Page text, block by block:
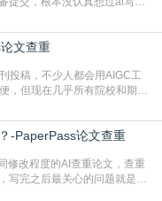
文本数据，生成内容本质是基
。生成过程中，很容易复用已
文查重
投稿，不少人都会用AIGC工
，但现在几乎所有院校和期刊
靠谱的降AIGC检测率的网
创性的智能伙伴AIGC生成内
-PaperPass论文查重
修改程度的AI查重论文，查重
写完之后最关心的问题就是ai